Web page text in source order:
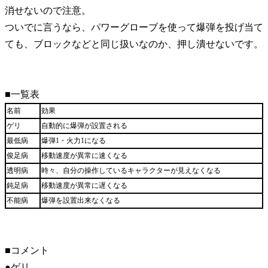
消せないので注意。
ついでに言うなら、パワーグローブを使って爆弾を投げ当て
ても、ブロックなどと同じ扱いなのか、押し潰せないです。
■一覧表
名前
効果
ゲリ
自動的に爆弾が設置される
最低病
爆弾1・火力1になる
俊足病
移動速度が異常に速くなる
透明病
時々、自分の操作しているキャラクターが見えなくなる
鈍足病
移動速度が異常に遅くなる
不能病
爆弾を設置出来なくなる
■コメント